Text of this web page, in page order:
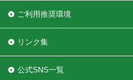
ご利用推奨環境
リンク集
公式SNS一覧